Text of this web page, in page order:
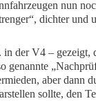
nun
dichter
der V4 – gezeigt,
genannte
aber dann
sollte, den